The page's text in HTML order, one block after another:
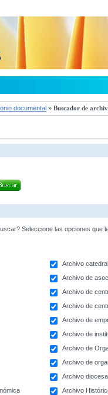
documental » Buscador de
Seleccione las opciones que
Archivo
Archivo de
Archivo de
Archivo de
Archivo de
Archivo de
Archivo de
Archivo de
Archivo
Archivo